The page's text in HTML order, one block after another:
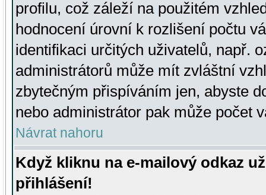
profilu, což záleží na použitém
hodnocení úrovní k rozlišení počtu
identifikaci určitých uživatelů, např.
administrátorů může mít zvláštní
zbytečným přispíváním jen, abyste
nebo administrátor pak může počet
Návrat nahoru
Když kliknu na e-mailový odkaz
přihlášení!